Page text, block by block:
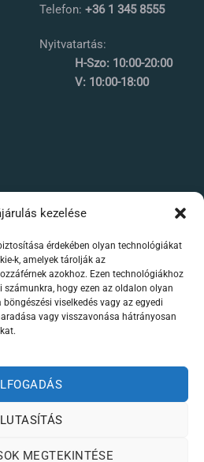
kezelése
érdekében olyan technológiákat
k, amelyek tárolják az
azokhoz. Ezen technológiákhoz
hogy ezen az oldalon olyan
viselkedés vagy az egyedi
vagy visszavonása hátrányosan
MEGTEKINTÉSE
Telefon: +36 1 345 8555
Nyitvatartás:
H-Szo: 10:00-20:00
V: 10:00-18:00